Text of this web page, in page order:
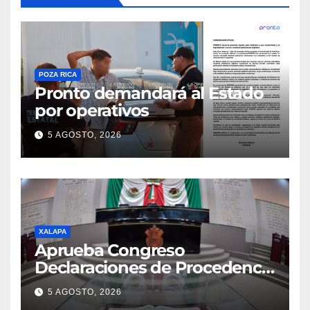
POZA RICA
Pronto demandará al Estado
por operativos
5 AGOSTO, 2026
XALAPA
Aprueba Congreso
Declaraciones de Procedencia
en contra de dos munícipes
5 AGOSTO, 2026